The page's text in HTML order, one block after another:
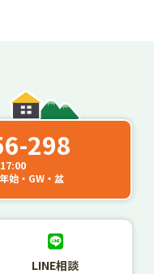
298
始・GW・盆
LINE相談